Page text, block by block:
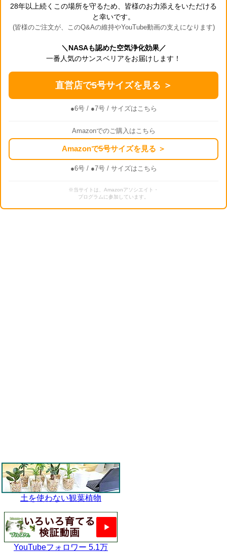
28年以上続くこの場所を守るため、皆様のお力添えをいただける
と幸いです。
(皆様のご注文が、このQ&Aの維持やYouTube動画の支えになります)
＼NASAも認めた空気浄化効果／
一番人気のサンスベリアをお届けします！
直営店で5号サイズを見る ＞
●6号/ ●7号/ サイズはこちら
Amazonでのご購入はこちら
Amazonで5号サイズを見る ＞
●6号/ ●7号/ サイズはこちら
※当サイトは、Amazonアソシエイト・
プログラムに参加しています。
土を使わない観葉植物
YouTubeフォロワー 5.1万